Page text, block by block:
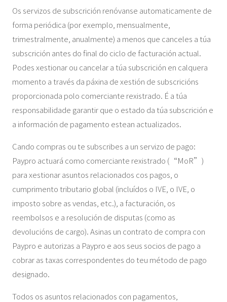
Os servizos de subscrición renóvanse automaticamente de
forma periódica (por exemplo, mensualmente,
trimestralmente, anualmente) a menos que canceles a túa
subscrición antes do final do ciclo de facturación actual.
Podes xestionar ou cancelar a túa subscrición en calquera
momento a través da páxina de xestión de subscricións
proporcionada polo comerciante rexistrado. É a túa
responsabilidade garantir que o estado da túa subscrición e
a información de pagamento estean actualizados.
Cando compras ou te subscribes a un servizo de pago:
Paypro actuará como comerciante rexistrado (“MoR”)
para xestionar asuntos relacionados cos pagos, o
cumprimento tributario global (incluídos o IVE, o IVE, o
imposto sobre as vendas, etc.), a facturación, os
reembolsos e a resolución de disputas (como as
devolucións de cargo). Asinas un contrato de compra con
Paypro e autorizas a Paypro e aos seus socios de pago a
cobrar as taxas correspondentes do teu método de pago
designado.
Todos os asuntos relacionados con pagamentos,